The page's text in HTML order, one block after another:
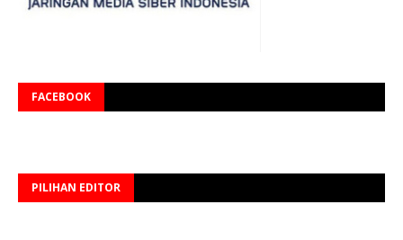
FACEBOOK
PILIHAN EDITOR